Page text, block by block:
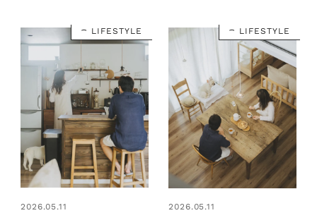
LIFESTYLE
2026.05.11
LIFESTYLE
2026.05.11